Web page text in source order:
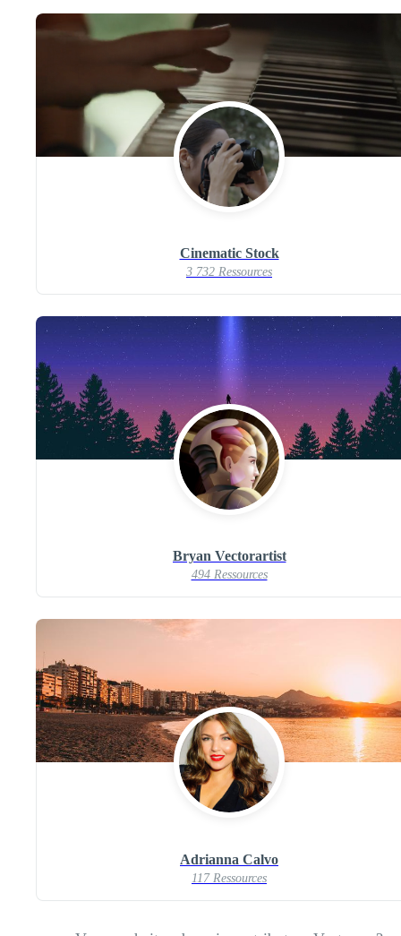
Cinematic Stock
3 732 Ressources
Bryan Vectorartist
494 Ressources
Adrianna Calvo
117 Ressources